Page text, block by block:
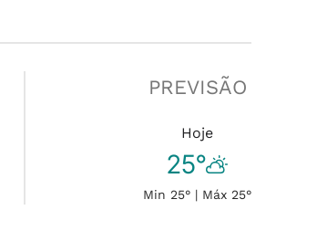
PREVISÃO
Hoje
25°
Min 25° | Máx 25°